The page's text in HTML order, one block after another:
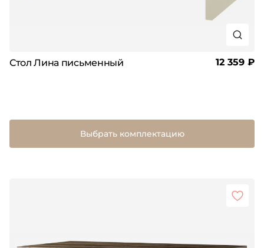
Стол Лина письменный 12 359 ₽
Выбрать комплектацию